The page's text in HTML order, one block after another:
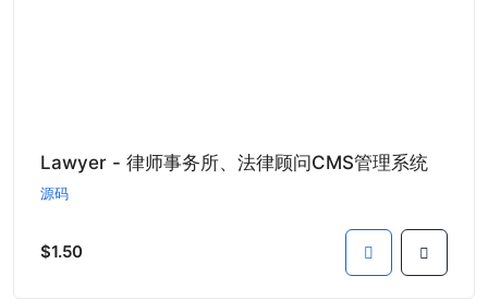
Lawyer - 律师事务所、法律顾问CMS管理系统
源码
$1.50